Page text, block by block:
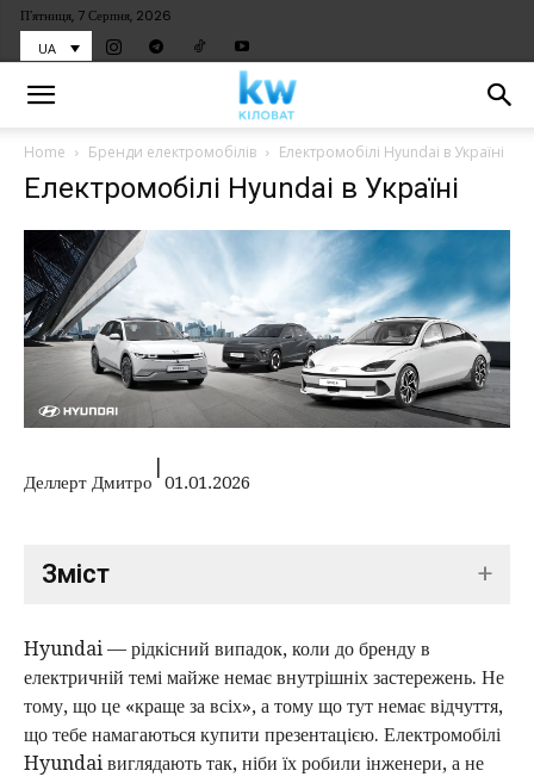
П’ятниця, 7 Серпня, 2026
UA
Home Бренди електромобілів Електромобілі Hyundai в Україні
Електромобілі Hyundai в Україні
Деллерт Дмитро 01.01.2026
Зміст +
2. Лінійка електромобілів Hyundai в Україні
3. Hyundai Ioniq Electric
4. Hyundai Kona Electric
Hyundai — рідкісний випадок, коли до бренду в
електричній темі майже немає внутрішніх застережень. Не
тому, що це «краще за всіх», а тому що тут немає відчуття,
що тебе намагаються купити презентацією. Електромобілі
Hyundai виглядають так, ніби їх робили інженери, а не